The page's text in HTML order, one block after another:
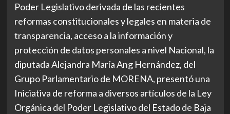
Poder Legislativo derivada de las recientes
reformas constitucionales y legales en materia de
transparencia, acceso a la información y
protección de datos personales a nivel Nacional, la
diputada Alejandra María Ang Hernández, del
Grupo Parlamentario de MORENA, presentó una
Iniciativa de reforma a diversos artículos de la Ley
Orgánica del Poder Legislativo del Estado de Baja